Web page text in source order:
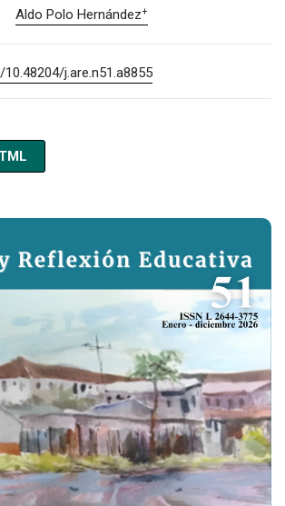
Aldo Polo Hernández+
j.are.n51.a8855
portada